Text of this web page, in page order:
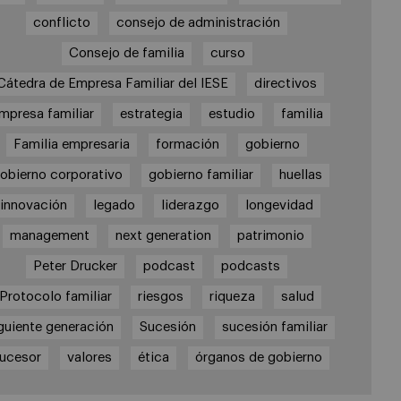
conflicto consejo de administración
Consejo de familia curso
de Empresa Familiar del IESE directivos
familiar estrategia estudio familia
Familia empresaria formación gobierno
corporativo gobierno familiar huellas
innovación legado liderazgo longevidad
management next generation patrimonio
Peter Drucker podcast podcasts
Protocolo familiar riesgos riqueza salud
generación Sucesión sucesión familiar
valores ética órganos de gobierno